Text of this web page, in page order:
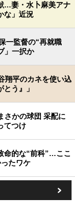
…妻・水卜麻美アナ
な」近況
一監督の“再就職
」一択か
翔平のカネを使い込
う』」
さかの球団 采配に
てつけ
命的な“前科”…ここ
たワケ